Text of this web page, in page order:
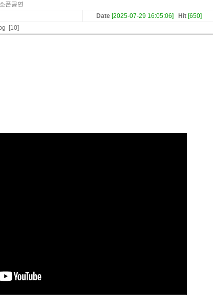
폰공연
Date [2025-07-29 16:05:06] Hit [650]
[10]